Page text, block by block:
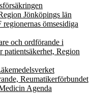
Jönköpings län
ömsesidiga
och ordförande i
patientsäkerhet, Region
Reumatikerförbundet
Agenda